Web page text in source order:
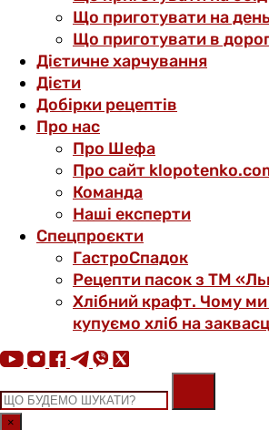
Що приготувати на
Що приготувати в
Дієтичне харчування
Дієти
Добірки рецептів
Про нас
Про Шефа
Про сайт
Команда
Наші експерти
Спецпроєкти
ГастроСпадок
Рецепти пасок з ТМ
Хлібний крафт. Чому ми
купуємо хліб на
×